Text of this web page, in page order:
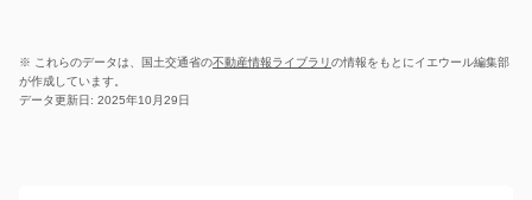
※ これらのデータは、国土交通省の不動産情報ライブラリの情報をもとにイエウール編集部
が作成しています。
データ更新日: 2025年10月29日